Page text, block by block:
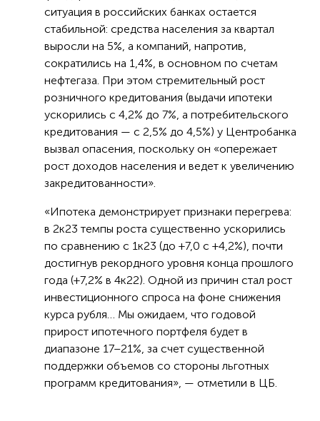
ситуация в российских банках остается
стабильной: средства населения за квартал
выросли на 5%, а компаний, напротив,
сократились на 1,4%, в основном по счетам
нефтегаза. При этом стремительный рост
розничного кредитования (выдачи ипотеки
ускорились с 4,2% до 7%, а потребительского
кредитования — с 2,5% до 4,5%) у Центробанка
вызвал опасения, поскольку он «опережает
рост доходов населения и ведет к увеличению
закредитованности».
«Ипотека демонстрирует признаки перегрева:
в 2к23 темпы роста существенно ускорились
по сравнению с 1к23 (до +7,0 с +4,2%), почти
достигнув рекордного уровня конца прошлого
года (+7,2% в 4к22). Одной из причин стал рост
инвестиционного спроса на фоне снижения
курса рубля… Мы ожидаем, что годовой
прирост ипотечного портфеля будет в
диапазоне 17–21%, за счет существенной
поддержки объемов со стороны льготных
программ кредитования», — отметили в ЦБ.